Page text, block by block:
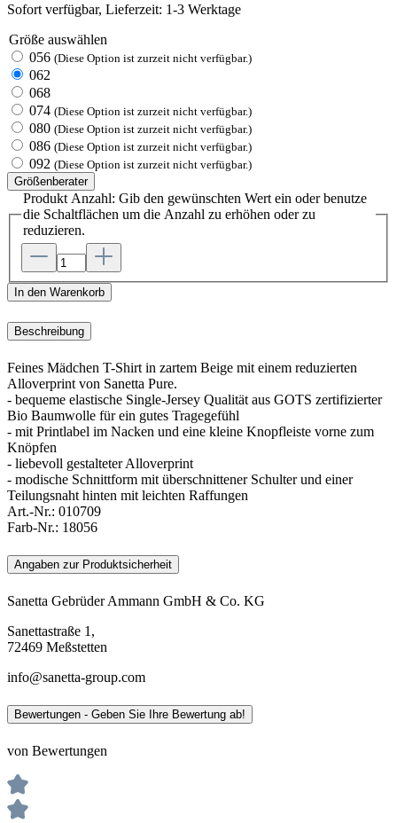
Sofort verfügbar, Lieferzeit: 1-3 Werktage
Größe auswählen
056 (Diese Option ist zurzeit nicht verfügbar.)
062
068
074 (Diese Option ist zurzeit nicht verfügbar.)
080 (Diese Option ist zurzeit nicht verfügbar.)
086 (Diese Option ist zurzeit nicht verfügbar.)
092 (Diese Option ist zurzeit nicht verfügbar.)
Größenberater
Produkt Anzahl: Gib den gewünschten Wert ein oder benutze
die Schaltflächen um die Anzahl zu erhöhen oder zu
reduzieren.
In den Warenkorb
Beschreibung
Feines Mädchen T-Shirt in zartem Beige mit einem reduzierten
Alloverprint von Sanetta Pure.
- bequeme elastische Single-Jersey Qualität aus GOTS zertifizierter
Bio Baumwolle für ein gutes Tragegefühl
- mit Printlabel im Nacken und eine kleine Knopfleiste vorne zum
Knöpfen
- liebevoll gestalteter Alloverprint
- modische Schnittform mit überschnittener Schulter und einer
Teilungsnaht hinten mit leichten Raffungen
Art.-Nr.: 010709
Farb-Nr.: 18056
Angaben zur Produktsicherheit
Sanetta Gebrüder Ammann GmbH & Co. KG
Sanettastraße 1,
72469 Meßstetten
info@sanetta-group.com
Bewertungen - Geben Sie Ihre Bewertung ab!
von Bewertungen